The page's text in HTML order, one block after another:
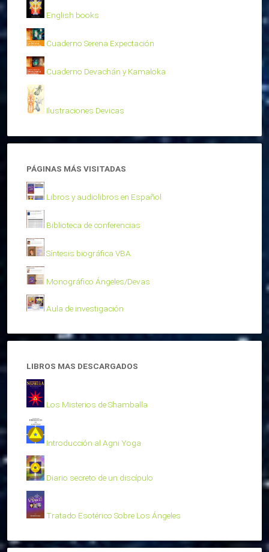
English books
Cuaderno Serena Expectación
Cuaderno Devachán y Kamaloka
Ilustraciones Devicas
PÁGINAS MÁS VISITADAS
Libros y audiolibros en Español
Biblioteca de conferencias
Síntesis biográfica VBA
Monográfico Ángeles/Devas
Aula de investigación
LIBROS MAS DESCARGADOS
Los Misterios de Shamballa
Introducción al Agni Yoga
Diario secreto de un discípulo
Tratado Esotérico Sobre Los Ángeles